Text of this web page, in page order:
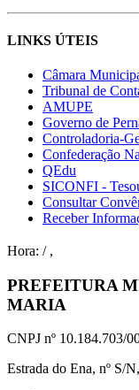
LINKS ÚTEIS
Câmara
Tribunal de
AMUPE
Governo de
Controladoria-
Confederação
QEdu
SICONFI -
Consultar
Receber
Hora: / ,
PREFEITURA
MARIA
CNPJ nº 10.184.703/
Estrada do Ena, nº S/